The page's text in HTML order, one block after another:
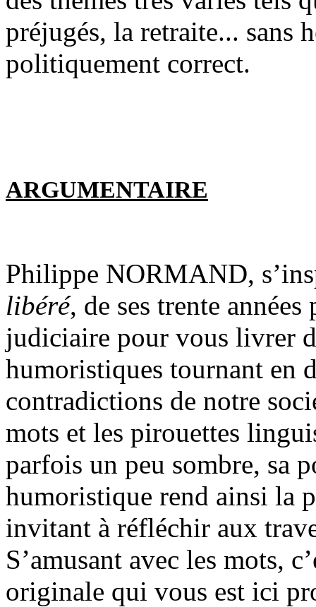
préjugés, la retraite... sans
politiquement correct.
ARGUMENTAIRE
Philippe NORMAND,
libéré, de ses trente
judiciaire pour vous livrer
humoristiques tournant en
contradictions de notre
mots et les pirouettes
parfois un peu sombre, sa
humoristique rend ainsi la
invitant à réfléchir aux
S’amusant avec les mots,
originale qui vous est ici